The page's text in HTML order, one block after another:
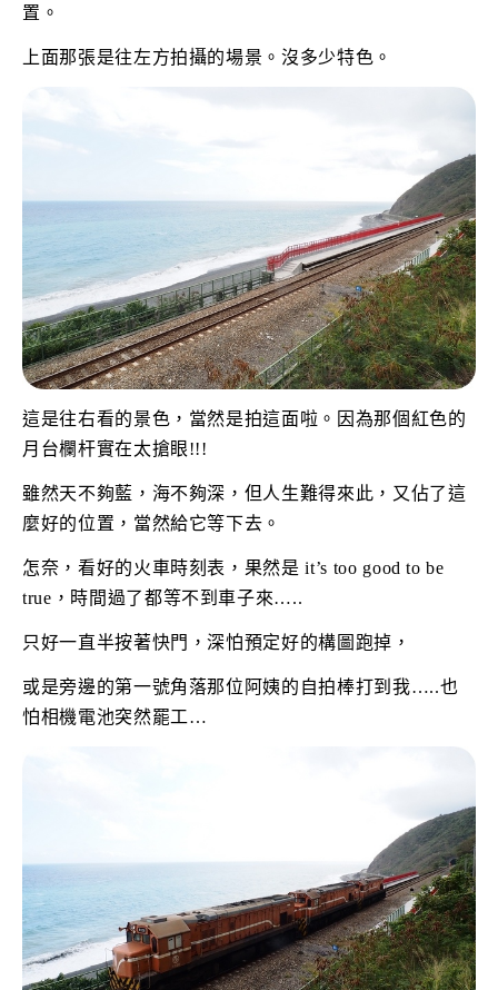
置。
上面那張是往左方拍攝的場景。沒多少特色。
這是往右看的景色，當然是拍這面啦。因為那個紅色的
月台欄杆實在太搶眼!!!
雖然天不夠藍，海不夠深，但人生難得來此，又佔了這
麼好的位置，當然給它等下去。
怎奈，看好的火車時刻表，果然是 it’s too good to be
true，時間過了都等不到車子來…..
只好一直半按著快門，深怕預定好的構圖跑掉，
或是旁邊的第一號角落那位阿姨的自拍棒打到我…..也
怕相機電池突然罷工…